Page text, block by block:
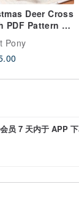
Deer Cross
PDF Pattern 十
Pony
员 7 天内于 APP